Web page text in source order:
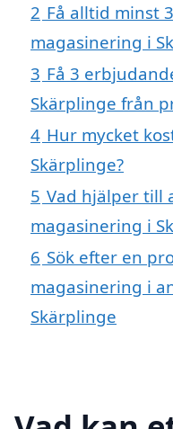
2 Få alltid minst
magasinering i
3 Få 3
Skärplinge från
4 Hur mycket
Skärplinge?
5 Vad hjälper till
magasinering i
6 Sök efter en
magasinering i
Skärplinge